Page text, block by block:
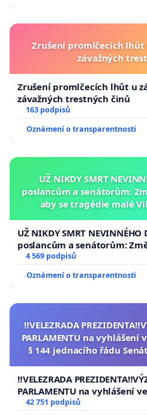
Zrušení promlčecích lhůt
závažných
Zrušení promlčecích lhůt u
závažných trestných činů
163 podpisů
Oznámení o transparentnosti
UŽ NIKDY SMRT
poslancům a senátorům:
aby se tragédie malé
UŽ NIKDY SMRT NEVINNÉHO
poslancům a senátorům:
aby se tragédie malé
4 569 podpisů
Oznámení o transparentnosti
‼️VELEZRADA
PARLAMENTU na
§ 144 jednacího řádu
‼️VELEZRADA
PARLAMENTU na vyhlášení
144 jednacího řádu Senátu
42 751 podpisů